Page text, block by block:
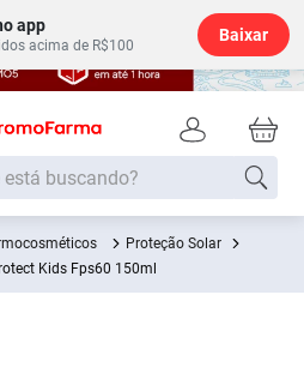
app
acima de R$100
Baixar
Proteção Solar
Kids Fps60 150ml